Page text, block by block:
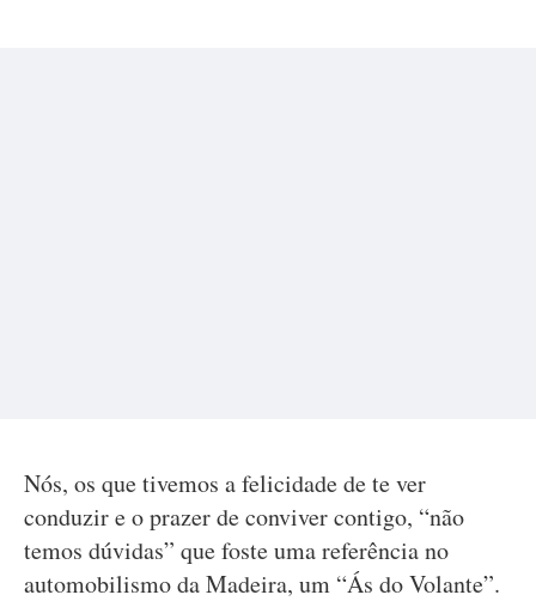
Nós, os que tivemos a felicidade de te ver
conduzir e o prazer de conviver contigo, “não
temos dúvidas” que foste uma referência no
automobilismo da Madeira, um “Ás do Volante”.